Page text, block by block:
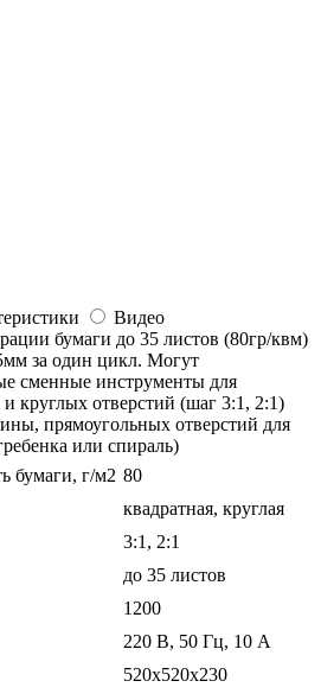
Видео
бумаги до 35 листов (80гр/квм)
за один цикл. Могут
сменные инструменты для
круглых отверстий (шаг 3:1, 2:1)
прямоугольных отверстий для
или спираль)
бумаги, г/м2 80
квадратная, круглая
3:1, 2:1
до 35 листов
1200
220 В, 50 Гц, 10 А
520х520х230